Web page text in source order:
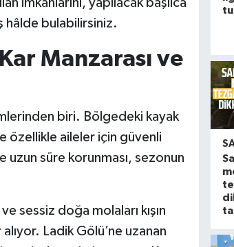
imkânlarını, yapılacak başlıca
hâlde bulabilirsiniz.
Manzarası ve
biri. Bölgedeki kayak
özellikle aileler için güvenli
uzun süre korunması, sezonun
sessiz doğa molaları kışın
Ladik Gölü’ne uzanan